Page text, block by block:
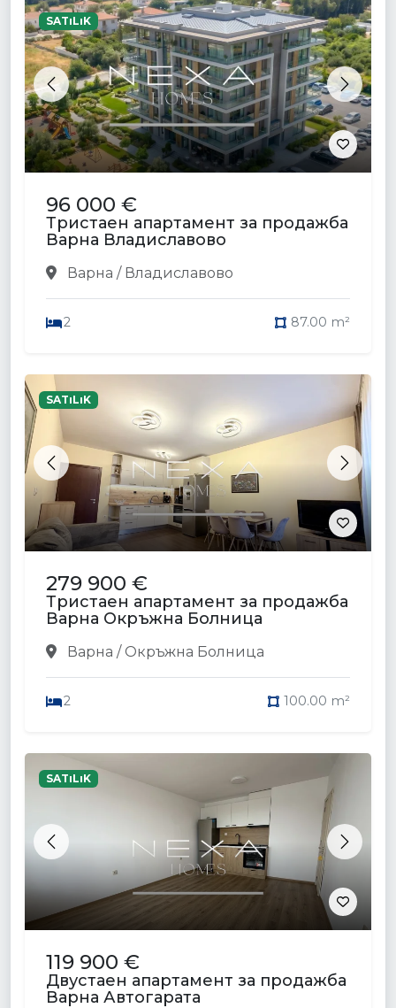
Previous Next
SATıLıK
96 000 €
Тристаен апартамент за продажба
Варна Владиславово
Варна / Владиславово
2 87.00 m²
Previous Next
SATıLıK
279 900 €
Тристаен апартамент за продажба
Варна Окръжна Болница
Варна / Окръжна Болница
2 100.00 m²
Previous Next
SATıLıK
119 900 €
Двустаен апартамент за продажба
Варна Автогарата